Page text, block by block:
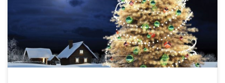
экстравагантностью. Представляем вашему вниманию
различные новогодние традиции стран Европы. Германия.
Санта Клаус приезжает к немцам на осле Начнем с Германии,
[…]